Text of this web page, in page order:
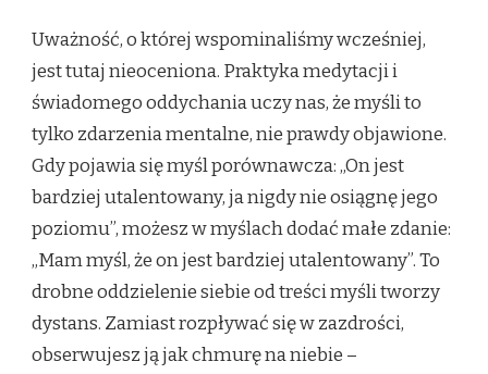
Uważność, o której wspominaliśmy wcześniej,
jest tutaj nieoceniona. Praktyka medytacji i
świadomego oddychania uczy nas, że myśli to
tylko zdarzenia mentalne, nie prawdy objawione.
Gdy pojawia się myśl porównawcza: „On jest
bardziej utalentowany, ja nigdy nie osiągnę jego
poziomu”, możesz w myślach dodać małe zdanie:
„Mam myśl, że on jest bardziej utalentowany”. To
drobne oddzielenie siebie od treści myśli tworzy
dystans. Zamiast rozpływać się w zazdrości,
obserwujesz ją jak chmurę na niebie –